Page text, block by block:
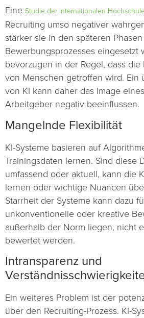
Eine Studie der Internationalen Hochschule
Recruiting umso negativer
stärker sie in den späteren
Bewerbungsprozesses eingesetzt
bevorzugen in der Regel, dass
von Menschen getroffen wird. Ein
von KI kann daher das Image
Arbeitgeber negativ beeinflussen.
Mangelnde Flexibilität
KI-Systeme basieren auf
Trainingsdaten lernen. Sind diese
umfassend oder aktuell, kann die
lernen oder wichtige Nuancen
Starrheit der Systeme kann dazu
unkonventionelle oder kreative
außerhalb der Norm liegen, nicht
bewertet werden.
Intransparenz und
Ein weiteres Problem ist der
über den Recruiting-Prozess. KI-